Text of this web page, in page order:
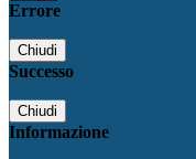
Errore
Chiudi
Successo
Chiudi
Informazione